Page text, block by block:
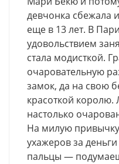
девчонка сбежала
еще в 13 лет. В
удовольствием
стала модисткой.
очаровательную
замок, да на свою
красоткой королю.
настолько
На милую
ухажеров за
пальцы —